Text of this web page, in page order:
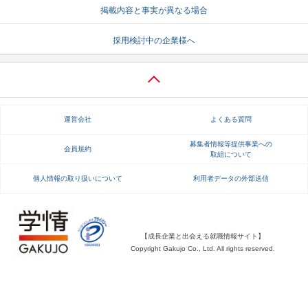
就活支援
就活ノウハウが満載！ お役立ち記事・相談室など
適職診断 就活チャンネル
掲載内容と事実が異なる場合
採用検討中の企業様へ
運営会社 よくある質問
会員規約
募集者情報等提供事業への
取組について
個人情報の取り扱いについて 利用者データの外部送信
【成長企業と出会える就職情報サイト】
Copyright Gakujo Co., Ltd. All rights reserved.